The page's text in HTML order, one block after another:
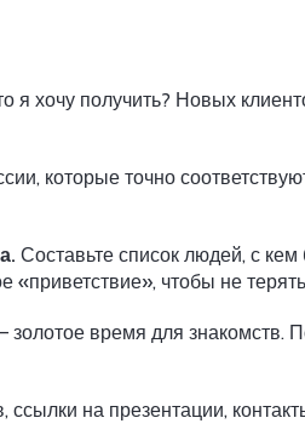
я хочу получить? Новых
которые точно
Составьте список людей, с
чтобы не
время для знакомств.
ссылки на презентации,